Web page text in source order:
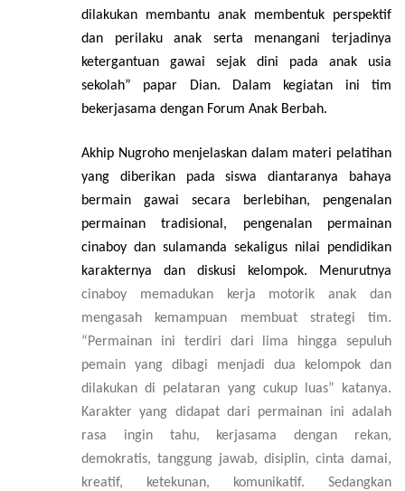
dilakukan membantu anak membentuk perspektif
dan perilaku anak serta menangani terjadinya
ketergantuan gawai sejak dini pada anak usia
sekolah” papar Dian. Dalam kegiatan ini tim
bekerjasama dengan Forum Anak Berbah.
Akhip Nugroho menjelaskan dalam materi pelatihan
yang diberikan pada siswa diantaranya bahaya
bermain gawai secara berlebihan, pengenalan
permainan tradisional, pengenalan permainan
cinaboy dan sulamanda sekaligus nilai pendidikan
karakternya dan diskusi kelompok. Menurutnya
cinaboy memadukan kerja motorik anak dan
mengasah kemampuan membuat strategi tim.
“Permainan ini terdiri dari lima hingga sepuluh
pemain yang dibagi menjadi dua kelompok dan
dilakukan di pelataran yang cukup luas” katanya.
Karakter yang didapat dari permainan ini adalah
rasa ingin tahu, kerjasama dengan rekan,
demokratis, tanggung jawab, disiplin, cinta damai,
kreatif, ketekunan, komunikatif. Sedangkan